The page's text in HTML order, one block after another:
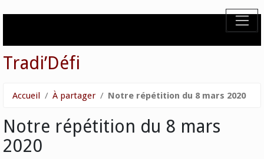
Tradi’Défi
Accueil À partager Notre répétition du 8 mars 2020
Notre répétition du 8 mars
2020